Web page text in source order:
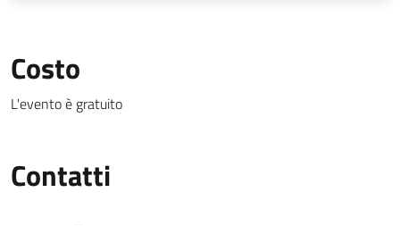
Costo
L'evento è gratuito
Contatti